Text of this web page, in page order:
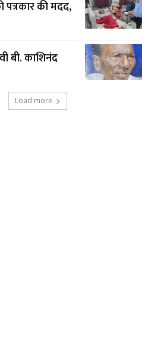
पत्रकार की मदद,
बी. काशिनंद
Load more